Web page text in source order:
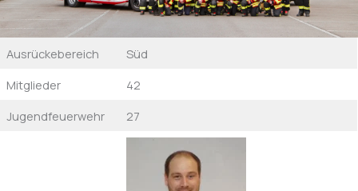
Ausrückebereich
Süd
Mitglieder
42
Jugendfeuerwehr
27